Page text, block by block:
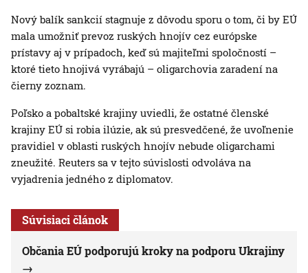
Nový balík sankcií stagnuje z dôvodu sporu o tom, či by EÚ
mala umožniť prevoz ruských hnojív cez európske
prístavy aj v prípadoch, keď sú majiteľmi spoločností –
ktoré tieto hnojivá vyrábajú – oligarchovia zaradení na
čierny zoznam.
Poľsko a pobaltské krajiny uviedli, že ostatné členské
krajiny EÚ si robia ilúzie, ak sú presvedčené, že uvoľnenie
pravidiel v oblasti ruských hnojív nebude oligarchami
zneužité. Reuters sa v tejto súvislosti odvoláva na
vyjadrenia jedného z diplomatov.
Súvisiaci článok
Občania EÚ podporujú kroky na podporu Ukrajiny